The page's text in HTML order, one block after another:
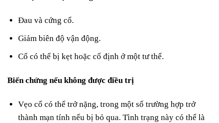
Đau và cứng cổ.
Giảm biên độ vận động.
Cổ có thể bị kẹt hoặc cố định ở một tư thế.
Biến chứng nếu không được điều trị
Vẹo cổ có thể trở nặng, trong một số trường hợp trở
thành mạn tính nếu bị bỏ qua. Tình trạng này có thể là